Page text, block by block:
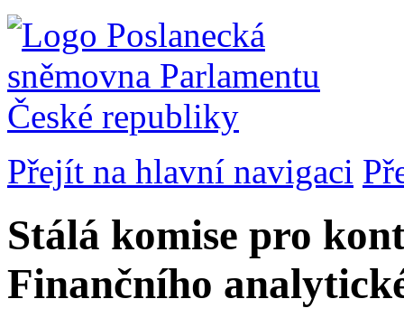
Přejít na hlavní navigaci
Stálá komise pro
Finančního